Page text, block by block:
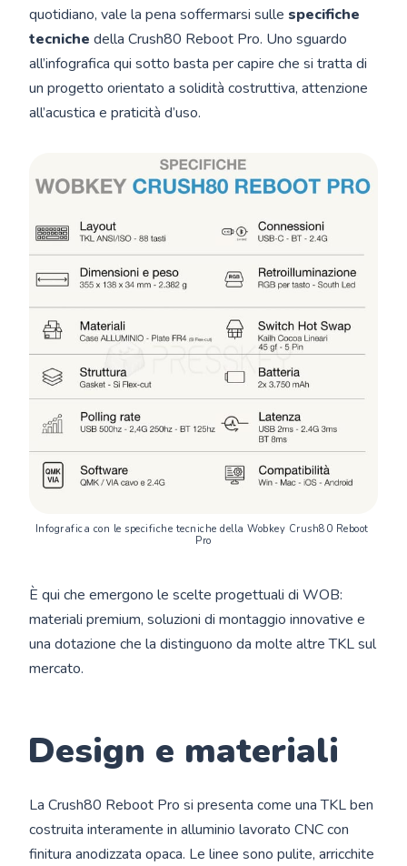
quotidiano, vale la pena soffermarsi sulle specifiche
tecniche della Crush80 Reboot Pro. Uno sguardo
all’infografica qui sotto basta per capire che si tratta di
un progetto orientato a solidità costruttiva, attenzione
all’acustica e praticità d’uso.
Infografica con le specifiche tecniche della Wobkey Crush80 Reboot
Pro
È qui che emergono le scelte progettuali di WOB:
materiali premium, soluzioni di montaggio innovative e
una dotazione che la distinguono da molte altre TKL sul
mercato.
Design e materiali
La Crush80 Reboot Pro si presenta come una TKL ben
costruita interamente in alluminio lavorato CNC con
finitura anodizzata opaca. Le linee sono pulite, arricchite